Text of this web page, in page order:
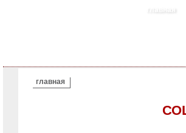
главная
ВЫ ЗДЕСЬ
главная